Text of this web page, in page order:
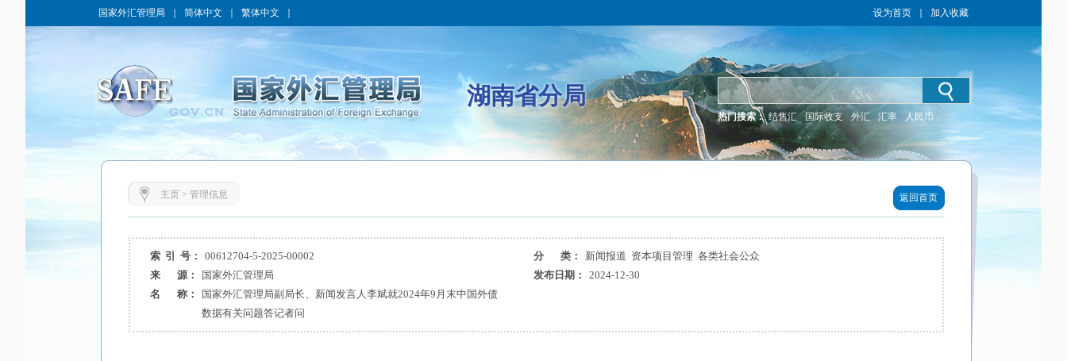
国家外汇管理局 简体中文 繁体中文 设为首页 加入收藏
湖南省分局
热门搜索： 结售汇 国际收支 外汇 汇率 人民币
主页> 管理信息 返回首页
索 引 号： 00612704-5-2025-00002 分 类：
新闻报道 资本项目管理 各类社会公众
来 源：
国家外汇管理局 发布日期：
2024-12-30
名 称：
国家外汇管理局副局长、新闻发言人李斌就2024年9月末中国外债
数据有关问题答记者问